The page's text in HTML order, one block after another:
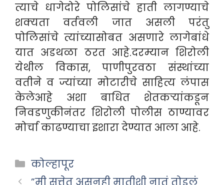
त्याचे धागेदोरे पोलिसांचे हाती लागण्याचे
शक्यता वर्तवली जात असली परंतु
पोलिसांचे त्यांच्यासोबत असणारे लागेबांधे
यात अडथळा ठरत आहे.दरम्यान शिरोली
येथील विकास, पाणीपुरवठा संस्थांच्या
वतीने व ज्यांच्या मोटारीचे साहित्य लंपास
केलेआहे अशा बाधित शेतकऱ्यांकडून
निवडणुकीनंतर शिरोली पोलीस ठाण्यावर
मोर्चा काढण्याचा इशारा देण्यात आला आहे.
Categories
कोल्हापूर
”मी सत्तेत असूनही मातीशी नातं तोडलं